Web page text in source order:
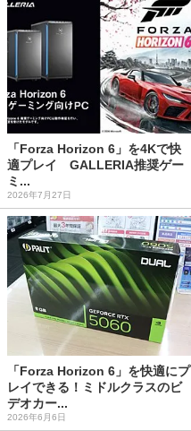
「Forza Horizon 6」を4Kで快
適プレイ GALLERIA推奨ゲー
ミ...
2026年7月27日
「Forza Horizon 6」を快適にプ
レイできる！ミドルクラスのビ
デオカー...
2026年6月6日